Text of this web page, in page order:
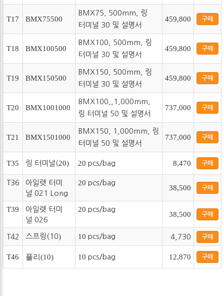
T17 BMX75500
BMX75, 500mm, 링
터미널 30 및 설명서
459,800 구매
T18 BMX100500
BMX100, 500mm, 링
터미널 30 및 설명서
459,800 구매
T19 BMX150500
BMX150, 500mm, 링
터미널 30 및 설명서
459,800 구매
T20 BMX1001000
BMX100,,1,000mm,
링 터미널 50 및 설명서
737,000 구매
T21 BMX1501000
BMX150, 1,000mm, 링
터미널 50 및 설명서
737,000 구매
T35 링 터미널(20) 20 pcs/bag 8,470 구매
T36
아일렛 터미
널 021 Long
20 pcs/bag
38,500 구매
T39
아일렛 터미
널 026
20 pcs/bag
38,500 구매
T42 스프링(10) 10 pcs/bag 4,730 구매
T46 풀리(10) 10 pcs/bag 12,870 구매